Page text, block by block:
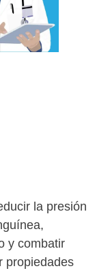
la presión
y combatir
propiedades